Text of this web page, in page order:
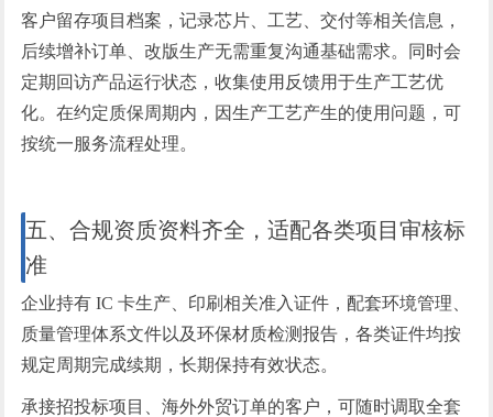
客户留存项目档案，记录芯片、工艺、交付等相关信息，
后续增补订单、改版生产无需重复沟通基础需求。同时会
定期回访产品运行状态，收集使用反馈用于生产工艺优
化。在约定质保周期内，因生产工艺产生的使用问题，可
按统一服务流程处理。
五、合规资质资料齐全，适配各类项目审核标
准
企业持有 IC 卡生产、印刷相关准入证件，配套环境管理、
质量管理体系文件以及环保材质检测报告，各类证件均按
规定周期完成续期，长期保持有效状态。
承接招投标项目、海外外贸订单的客户，可随时调取全套